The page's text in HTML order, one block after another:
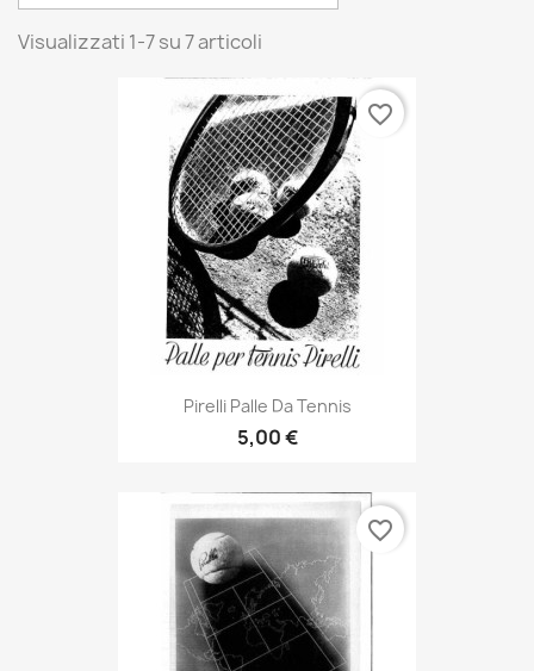
Visualizzati 1-7 su 7 articoli
Pirelli Palle Da Tennis
5,00 €
favorite_border
favorite_border